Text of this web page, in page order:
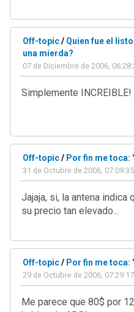
Off-topic/ Quien fue el
una mierda?
07 de Diciembre de 2006,
Simplemente INCREIBLE!
Off-topic/ Por fin me toca:
31 de Octubre de 2006,
Jajaja, si, la antena indica
su precio tan elevado...
Off-topic/ Por fin me toca:
29 de Octubre de 2006,
Me parece que 80$ por